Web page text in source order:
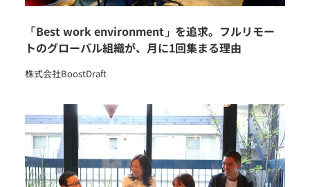
「Best work environment」を追求。フルリモー
トのグローバル組織が、月に1回集まる理由
株式会社BoostDraft